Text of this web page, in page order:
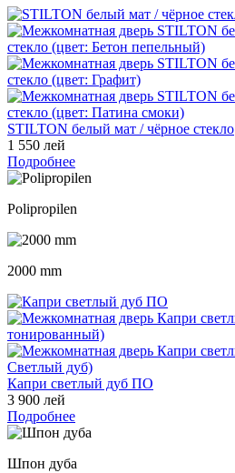
STILTON белый мат / чёрное стекло
1 550 лей
Подробнее
Polipropilen
2000 mm
Капри светлый дуб ПО
3 900 лей
Подробнее
Шпон дуба